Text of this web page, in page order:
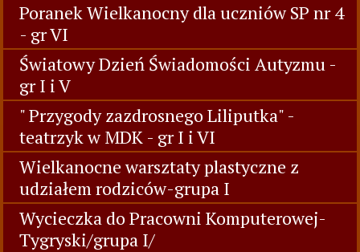
Poranek Wielkanocny dla uczniów SP nr 4
- gr VI
Światowy Dzień Świadomości Autyzmu -
gr I i V
" Przygody zazdrosnego Liliputka" -
teatrzyk w MDK - gr I i VI
Wielkanocne warsztaty plastyczne z
udziałem rodziców-grupa I
Wycieczka do Pracowni Komputerowej-
Tygryski/grupa I/